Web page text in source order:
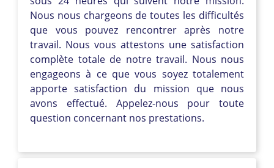
Nous nous chargeons de toutes les difficultés
que vous pouvez rencontrer après notre
travail. Nous vous attestons une satisfaction
complète totale de notre travail. Nous nous
engageons à ce que vous soyez totalement
apporte satisfaction du mission que nous
avons effectué. Appelez-nous pour toute
question concernant nos prestations.